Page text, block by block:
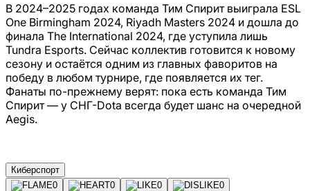
В 2024–2025 годах команда Тим Спирит выиграла ESL
One Birmingham 2024, Riyadh Masters 2024 и дошла до
финала The International 2024, где уступила лишь
Tundra Esports. Сейчас коллектив готовится к новому
сезону и остаётся одним из главных фаворитов на
победу в любом турнире, где появляется их тег.
Фанаты по-прежнему верят: пока есть команда Тим
Спирит — у СНГ-Dota всегда будет шанс на очередной
Aegis.
Киберспорт
0
0 0 0